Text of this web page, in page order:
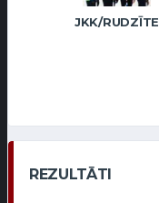
JKK/RUDZĪTE
REZULTĀTI